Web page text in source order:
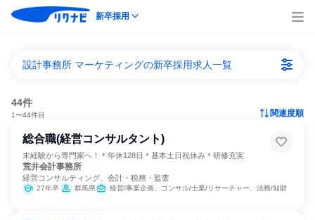
新卒採用
設計事務所 マーケティングの新卒採用求人一覧
44件
1〜44件目 関連度順
総合職(経営コンサルタント)
未経験から専門家へ！＊年休128日＊基本土日祝休み＊研修充実
荒井会計事務所
経営コンサルティング、会計・税務・監査
27年卒 群馬県 経営/事業企画、コンサル/士業/リサーチャー、法務/知財